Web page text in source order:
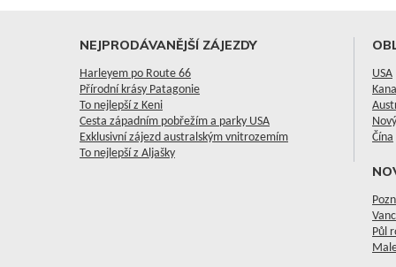
NEJPRODÁVANĚJŠÍ ZÁJEZDY
Harleyem po Route 66
Přírodní krásy Patagonie
To nejlepší z Keni
Cesta západním pobřežím a parky USA
Exklusivní zájezd australským vnitrozemím
To nejlepší z Aljašky
USA
Čína
Půl